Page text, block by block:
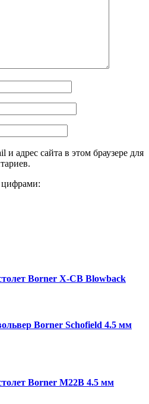
адрес сайта в этом браузере для
цифрами:
Borner X-CB Blowback
Borner Schofield 4.5 мм
Borner M22B 4.5 мм